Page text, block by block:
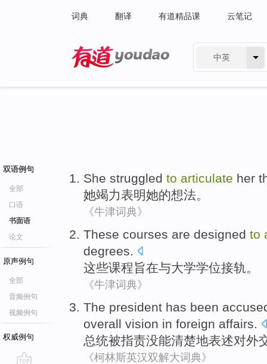
词典 翻译 有道精品课 云笔记
中英
双语例句
全部
口语
书面语
论文
原声例句
全部
音频例句
视频例句
权威例句
She struggled to articulate her
她竭力表明她的想法。
《牛津词典》
These courses are designed to
degrees.
这些课程旨在与大学学位接轨。
《牛津词典》
The president has been
overall vision in foreign affairs
总统被指责没能清楚地表述对外
《柯林斯英汉双解大词典》